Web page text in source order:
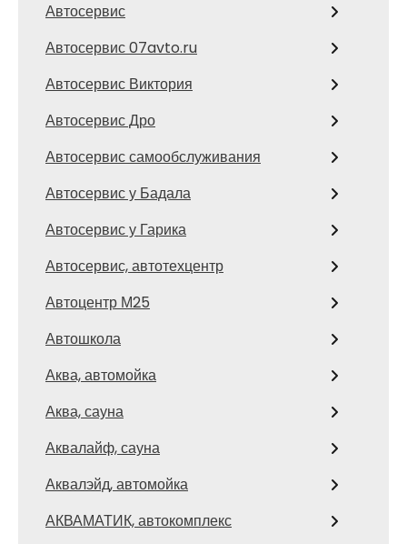
Автосервис
Автосервис 07avto.ru
Автосервис Виктория
Автосервис Дро
Автосервис самообслуживания
Автосервис у Бадала
Автосервис у Гарика
Автосервис, автотехцентр
Автоцентр М25
Автошкола
Аква, автомойка
Аква, сауна
Аквалайф, сауна
Аквалэйд, автомойка
АКВАМАТИК, автокомплекс